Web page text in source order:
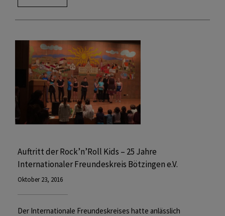
Auftritt der Rock’n’Roll Kids – 25 Jahre
Internationaler Freundeskreis Bötzingen e.V.
Oktober 23, 2016
Der Internationale Freundeskreises hatte anlässlich